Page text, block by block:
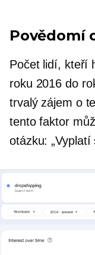
Povědomí
Počet lidí, kteří
roku 2016 do
trvalý zájem o
tento faktor
otázku: „Vyplatí